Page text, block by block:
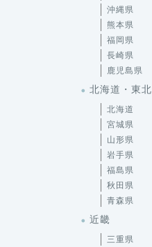
沖縄県
熊本県
福岡県
長崎県
鹿児島県
北海道・東北
北海道
宮城県
山形県
岩手県
福島県
秋田県
青森県
近畿
三重県